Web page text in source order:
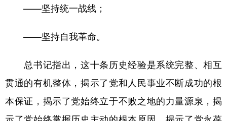
——坚持统一战线；
——坚持自我革命。
总书记指出，这十条历史经验是系统完整、相互
贯通的有机整体，揭示了党和人民事业不断成功的根
本保证，揭示了党始终立于不败之地的力量源泉，揭
示了党始终掌握历史主动的根本原因，揭示了党永葆